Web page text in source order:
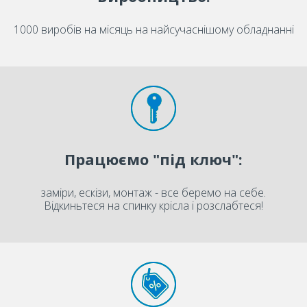
1000 виробів на місяць на найсучаснішому обладнанні
Працюємо "під ключ":
заміри, ескізи, монтаж - все беремо на себе.
Відкиньтеся на спинку крісла і розслабтеся!